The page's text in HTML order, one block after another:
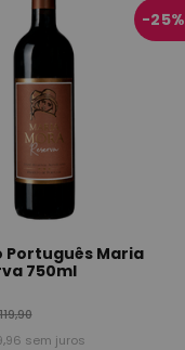
-25%
Português Maria
750ml
,90
,96 sem juros